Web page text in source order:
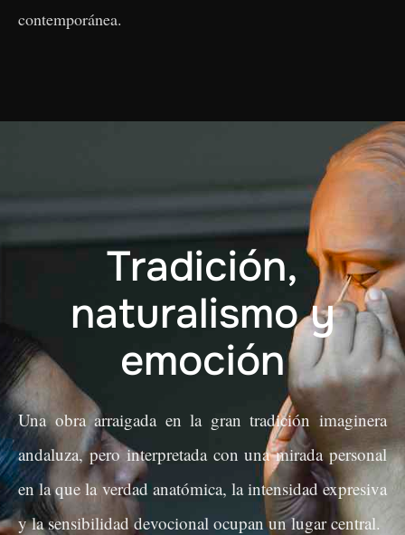
contemporánea.
Tradición,
naturalismo y
emoción
Una obra arraigada en la gran tradición imaginera
andaluza, pero interpretada con una mirada personal
en la que la verdad anatómica, la intensidad expresiva
y la sensibilidad devocional ocupan un lugar central.